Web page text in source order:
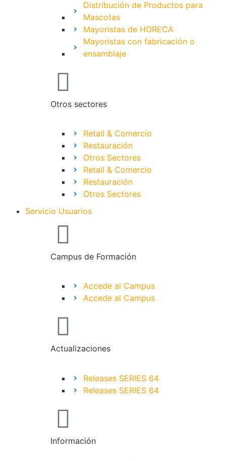
Distribución de Productos para
Mascotas
Mayoristas de HORECA
Mayoristas con fabricación o
ensamblaje
Otros sectores
Retail & Comercio
Restauración
Otros Sectores
Retail & Comercio
Restauración
Otros Sectores
Servicio Usuarios
Campus de Formación
Accede al Campus
Accede al Campus
Actualizaciones
Releases SERIES 64
Releases SERIES 64
Información